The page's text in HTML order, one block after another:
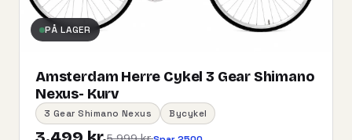
PÅ LAGER
Amsterdam Herre Cykel 3 Gear Shimano
Nexus- Kurv
3 Gear Shimano Nexus Bycykel